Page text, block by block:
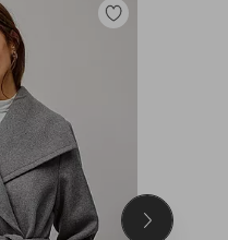
Tilføj
Næste